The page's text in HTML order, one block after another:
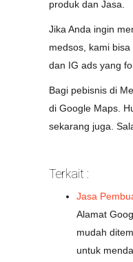
produk dan Jasa.
Jika Anda ingin
medsos, kami
dan IG ads yang
Bagi pebisnis di
di Google Maps.
sekarang juga.
Terkait :
Jasa
Alamat
mudah
untuk